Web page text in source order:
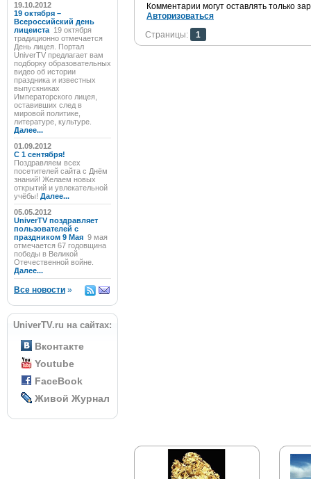
19.10.2012
19 октября –
Всероссийский день
лицеиста 19 октября
традиционно отмечается
День лицея. Портал
UniverTV предлагает вам
подборку образовательных
видео об истории
праздника и известных
выпускниках
Императорского лицея,
оставивших след в
мировой политике,
литературе, культуре.
Далее...
01.09.2012
C 1 сентября!
Поздравляем всех
посетителей сайта с Днём
знаний! Желаем новых
открытий и увлекательной
учёбы! Далее...
05.05.2012
UniverTV поздравляет
пользователей с
праздником 9 Мая 9 мая
отмечается 67 годовщина
победы в Великой
Отечественной войне.
Далее...
Все новости »
UniverTV.ru на сайтах:
Вконтакте
Youtube
FaceBook
Живой Журнал
Комментарии могут оставлять только
Авторизоваться
Страницы:
1